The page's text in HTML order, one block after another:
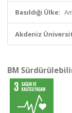
Basıldığı Ülke:
Akdeniz
BM